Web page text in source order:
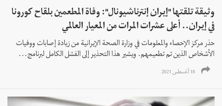
وثيقة تلقتها "إيران إنترناشيونال": وفاة المطعمين بلقاح كورونا
في إيران.. أعلى عشرات المرات من المعيار العالمي
حذر مركز الإحصاء والمعلومات في وزارة الصحة الإيرانية من زيادة إصابات ووفيات
الأشخاص الذين تم تطعيمهم. ويشير هذا التحذير إلى الفشل الكامل لبرنامج...
18 أغسطس 2021